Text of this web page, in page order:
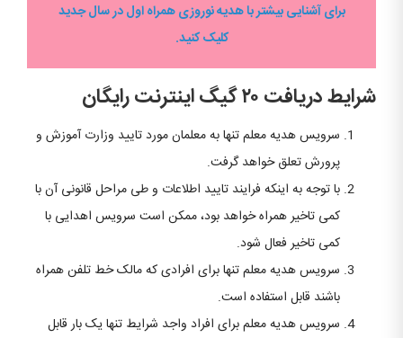
برای آشنایی بیشتر با هدیه نوروزی همراه اول در سال جدید
کلیک کنید.
شرایط دریافت ۲۰ گیگ اینترنت رایگان
سرویس هدیه معلم تنها به معلمان مورد تایید وزارت آموزش و
پرورش تعلق خواهد گرفت.
با توجه به اینکه فرایند تایید اطلاعات و طی مراحل قانونی آن با
کمی تاخیر همراه خواهد بود، ممکن است سرویس اهدایی با
کمی تاخیر فعال شود.
سرویس هدیه معلم تنها برای افرادی که مالک خط تلفن همراه
باشند قابل استفاده است.
سرویس هدیه معلم برای افراد واجد شرایط تنها یک بار قابل